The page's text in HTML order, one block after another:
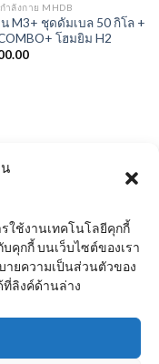
รใช้งานเทคโนโลยีคุกกี้
คุกกี้ บนเว็บไซต์ของเรา
ายความเป็นส่วนตัวของ
ที่ลิงค์ด้านล่าง
ำลังกาย MHDB
M3+ ชุดดัมเบล 50 กิโล +
โฮมยิม H2